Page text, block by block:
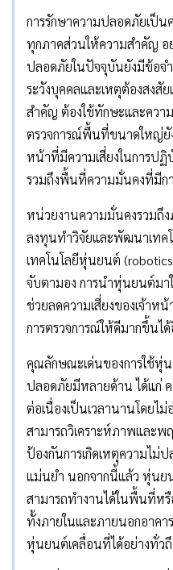
การรักษาความปลอดภัยเป็
ทุกภาคส่วนให้ความสำคัญ อ
ปลอดภัยในปัจจุบันยังมีข้อจ
ระวังบุคคลและเหตุต้องสงสั
สำคัญ ต้องใช้ทักษะและควา
ตรวจการณ์พื้นที่ขนาดใหญ่ยั
หน้าที่มีความเสี่ยงในการป
รวมถึงพื้นที่ความมั่นคงที่มีกา
หน่วยงานความมั่นคงรวมถึง
ลงทุนทำวิจัยและพัฒนาเทค
เทคโนโลยีหุ่นยนต์
จับตามอง การนำหุ่นยนต์มา
ช่วยลดความเสี่ยงของเจ้าห
การตรวจการณ์ให้ดีมากขึ้นไ
คุณลักษณะเด่นของการใช้หุ่
ปลอดภัยมีหลายด้าน ได้แก่ ค
ต่อเนื่องเป็นเวลานานโดย
สามารถวิเคราะห์ภาพและพ
ป้องกันการเกิดเหตุความไม่ป
แม่นยำ นอกจากนี้แล้ว หุ่นย
สามารถทำงานได้ในพื้นที่ห
ทั้งภายในและภายนอกอาค
หุ่นยนต์เคลื่อนที่ได้อย่างทั่ว